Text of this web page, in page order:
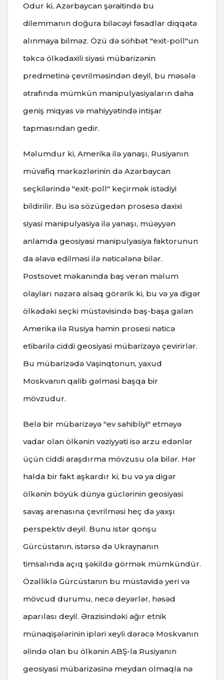
Odur ki, Azərbaycan şəraitində bu
dilemmanın doğura biləcəyi fəsadlar diqqətə
alınmaya bilməz. Özü də söhbət "exit-poll"un
təkcə ölkədaxili siyasi mübarizənin
predmetinə çevrilməsindən deyil, bu məsələ
ətrafında mümkün manipulyasiyaların daha
geniş miqyas və mahiyyətində intişar
tapmasından gedir.
Məlumdur ki, Amerika ilə yanaşı, Rusiyanın
müvafiq mərkəzlərinin də Azərbaycan
seçkilərində "exit-poll" keçirmək istədiyi
bildirilir. Bu isə sözügedən prosesə daxixi
siyasi manipulyasiya ilə yanaşı, müəyyən
anlamda geosiyasi manipulyasiya faktorunun
da əlavə edilməsi ilə nəticələnə bilər.
Postsovet məkanında baş verən məlum
olayları nəzərə alsaq görərik ki, bu və ya digər
ölkədəki seçki müstəvisində baş-başa gələn
Amerika ilə Rusiya həmin prosesi nəticə
etibarilə ciddi geosiyasi mübarizəyə çevirirlər.
Bu mübarizədə Vaşinqtonun, yaxud
Moskvanın qalib gəlməsi başqa bir
mövzudur.
Belə bir mübarizəyə "ev sahibliyi" etməyə
vadar olan ölkənin vəziyyəti isə arzu edənlər
üçün ciddi araşdırma mövzusu ola bilər. Hər
halda bir fakt aşkardır ki, bu və ya digər
ölkənin böyük dünya güclərinin geosiyasi
savaş arenasına çevrilməsi heç də yaxşı
perspektiv deyil. Bunu istər qonşu
Gürcüstanın, istərsə də Ukraynanın
timsalında açıq şəkildə görmək mümkündür.
Özəlliklə Gürcüstanın bu müstəvidə yeri və
mövcud durumu, necə deyərlər, həsəd
aparılası deyil. Ərazisindəki ağır etnik
münaqişələrinin ipləri xeyli dərəcə Moskvanın
əlində olan bu ölkənin ABŞ-la Rusiyanın
geosiyasi mübarizəsinə meydan olmaqla nə